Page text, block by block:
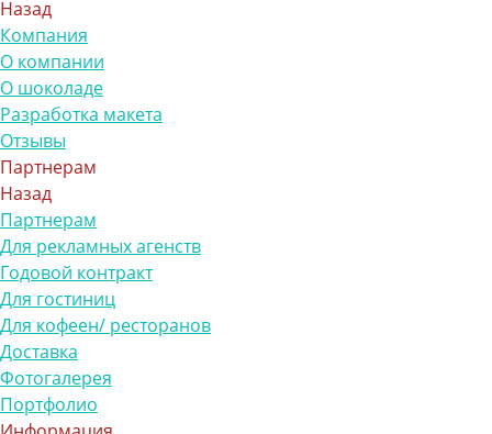
Назад
Компания
О компании
О шоколаде
Разработка макета
Отзывы
Партнерам
Назад
Партнерам
Для рекламных агенств
Годовой контракт
Для гостиниц
Для кофеен/ ресторанов
Доставка
Фотогалерея
Портфолио